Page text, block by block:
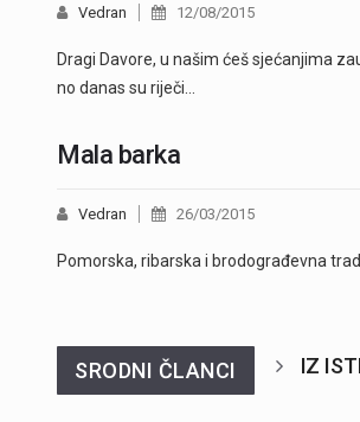
Vedran 12/08/2015
Dragi Davore, u našim ćeš sjećanjima
no danas su riječi…
Mala barka
Vedran 26/03/2015
Pomorska, ribarska i brodograđevna
SRODNI ČLANCI IZ